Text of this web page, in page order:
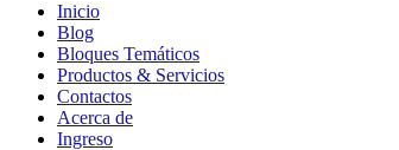
Inicio
Blog
Bloques Temáticos
Productos & Servicios
Contactos
Acerca de
Ingreso